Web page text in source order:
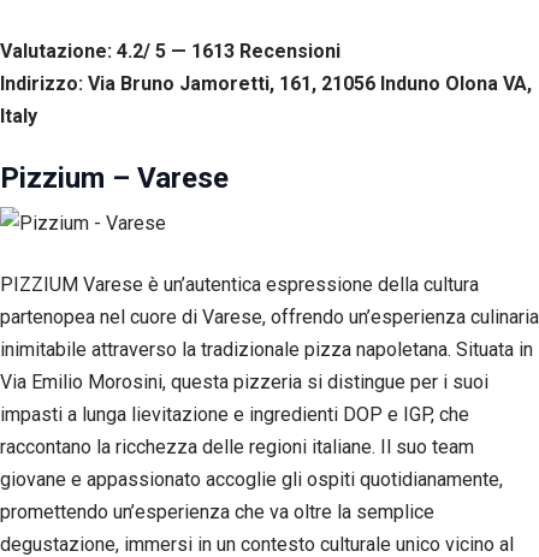
Valutazione: 4.2/ 5 — 1613 Recensioni
Indirizzo: Via Bruno Jamoretti, 161, 21056 Induno Olona VA,
Italy
Pizzium – Varese
PIZZIUM Varese è un’autentica espressione della cultura
partenopea nel cuore di Varese, offrendo un’esperienza culinaria
inimitabile attraverso la tradizionale pizza napoletana. Situata in
Via Emilio Morosini, questa pizzeria si distingue per i suoi
impasti a lunga lievitazione e ingredienti DOP e IGP, che
raccontano la ricchezza delle regioni italiane. Il suo team
giovane e appassionato accoglie gli ospiti quotidianamente,
promettendo un’esperienza che va oltre la semplice
degustazione, immersi in un contesto culturale unico vicino al